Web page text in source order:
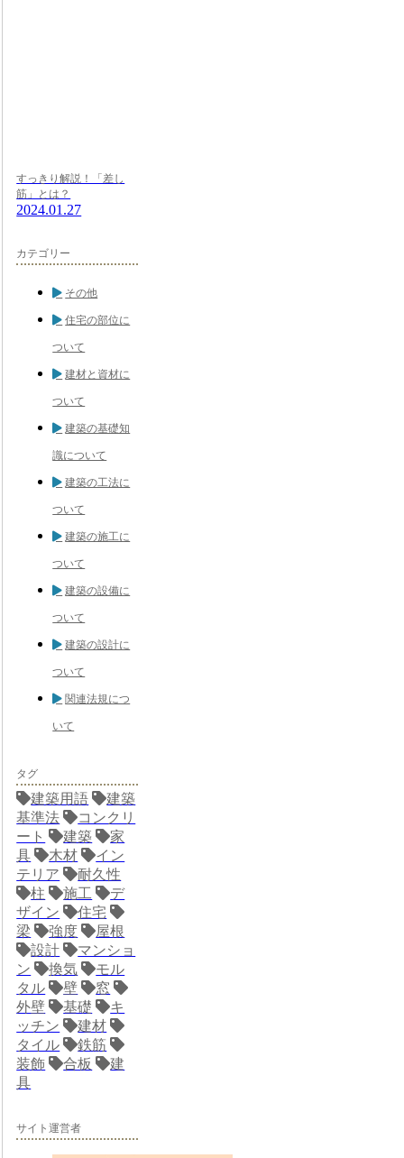
すっきり解説！「差し
筋」とは？
2024.01.27
カテゴリー
その他
住宅の部位に
ついて
建材と資材に
ついて
建築の基礎知
識について
建築の工法に
ついて
建築の施工に
ついて
建築の設備に
ついて
建築の設計に
ついて
関連法規につ
いて
タグ
建築用語
建築
基準法
コンクリ
ート
建築
家
具
木材
イン
テリア
耐久性
柱
施工
デ
ザイン
住宅
梁
強度
屋根
設計
マンショ
ン
換気
モル
タル
壁
窓
外壁
基礎
キ
ッチン
建材
タイル
鉄筋
装飾
合板
建
具
サイト運営者